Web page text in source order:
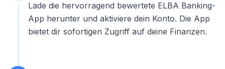
Lade die hervorragend bewertete ELBA Banking-
App herunter und aktiviere dein Konto. Die App
bietet dir sofortigen Zugriff auf deine Finanzen.